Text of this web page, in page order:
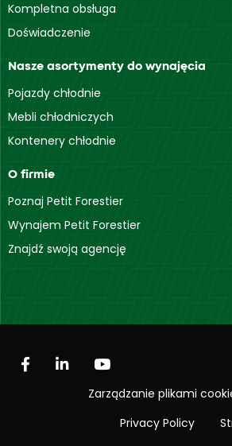
Kompletna obsługa
Doświadczenie
Nasze asortymenty do wynajęcia
Pojazdy chłodnie
Mebli chłodniczych
Kontenery chłodnie
O firmie
Poznaj Petit Forestier
Wynajem Petit Forestier
Znajdź swoją agencję
Zarządzanie plikami
Privacy Policy